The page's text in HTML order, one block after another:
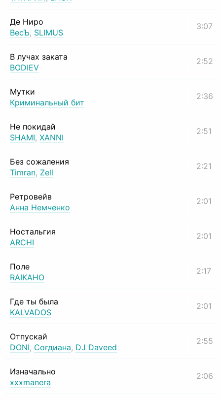
Де Ниро
ВесЪ, SLIMUS
3:07
В лучах заката
BODIEV
2:52
Мутки
Криминальный бит
2:36
Не покидай
SHAMI, XANNI
2:51
Без сожаления
Timran, Zell
2:21
Ретровейв
Анна Немченко
2:01
Ностальгия
ARCHI
2:01
Поле
RAIKAHO
2:17
Где ты была
KALVADOS
2:01
Отпускай
DONI, Согдиана, DJ Daveed
2:55
Изначально
xxxmanera
2:06